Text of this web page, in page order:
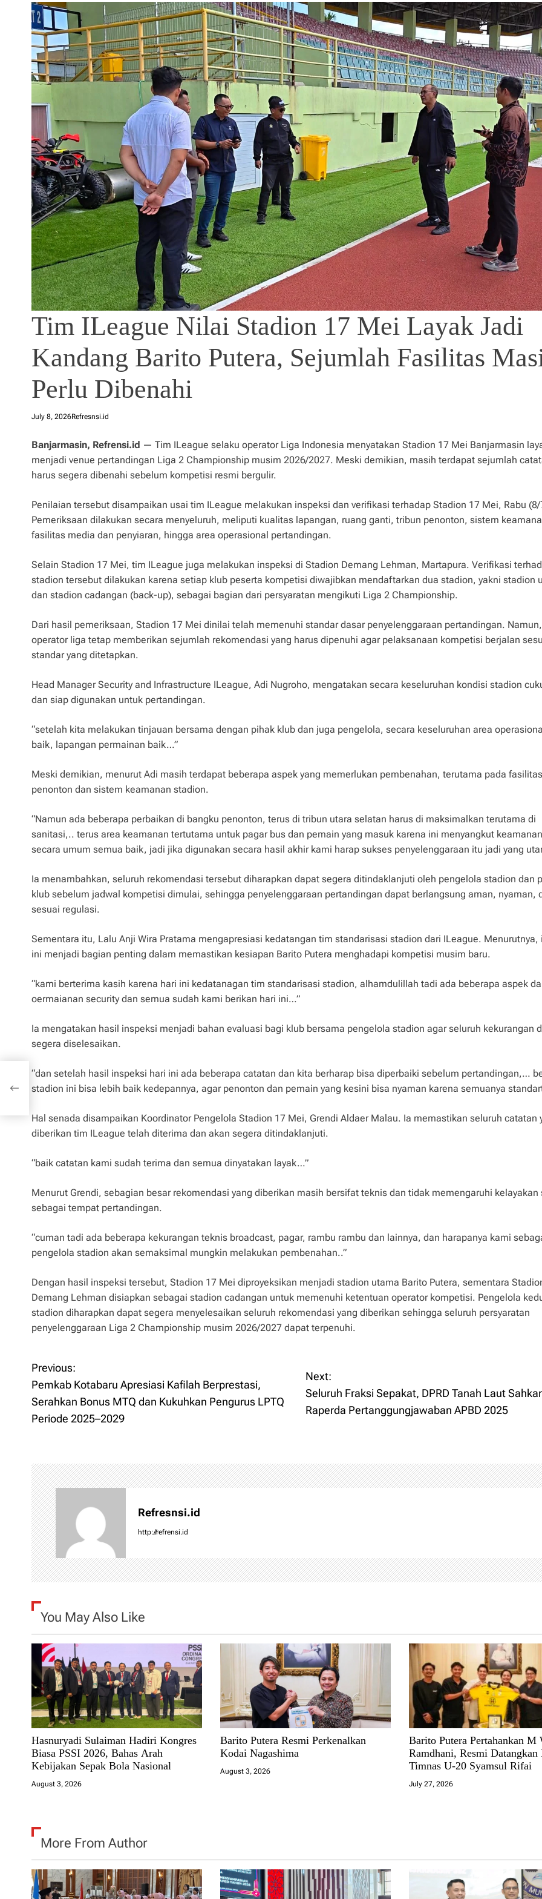
Tim ILeague Nilai Stadion 17 Mei Layak Jadi
Kandang Barito Putera, Sejumlah Fasilitas
Perlu Dibenahi
July 8, 2026Refresnsi.id
Banjarmasin, Refrensi.id — Tim ILeague selaku operator Liga Indonesia menyatakan Stadion 17 Mei Banjarmasin
menjadi venue pertandingan Liga 2 Championship musim 2026/2027. Meski demikian, masih terdapat sejumlah
harus segera dibenahi sebelum kompetisi resmi bergulir.
Penilaian tersebut disampaikan usai tim ILeague melakukan inspeksi dan verifikasi terhadap Stadion 17 Mei, Rabu
Pemeriksaan dilakukan secara menyeluruh, meliputi kualitas lapangan, ruang ganti, tribun penonton, sistem
fasilitas media dan penyiaran, hingga area operasional pertandingan.
Selain Stadion 17 Mei, tim ILeague juga melakukan inspeksi di Stadion Demang Lehman, Martapura. Verifikasi
stadion tersebut dilakukan karena setiap klub peserta kompetisi diwajibkan mendaftarkan dua stadion, yakni stadion
dan stadion cadangan (back-up), sebagai bagian dari persyaratan mengikuti Liga 2 Championship.
Dari hasil pemeriksaan, Stadion 17 Mei dinilai telah memenuhi standar dasar penyelenggaraan pertandingan. Namun,
operator liga tetap memberikan sejumlah rekomendasi yang harus dipenuhi agar pelaksanaan kompetisi berjalan
standar yang ditetapkan.
Head Manager Security and Infrastructure ILeague, Adi Nugroho, mengatakan secara keseluruhan kondisi stadion
dan siap digunakan untuk pertandingan.
“setelah kita melakukan tinjauan bersama dengan pihak klub dan juga pengelola, secara keseluruhan area
baik, lapangan permainan baik…”
Meski demikian, menurut Adi masih terdapat beberapa aspek yang memerlukan pembenahan, terutama pada fasilitas
penonton dan sistem keamanan stadion.
“Namun ada beberapa perbaikan di bangku penonton, terus di tribun utara selatan harus di maksimalkan terutama di
sanitasi,.. terus area keamanan tertutama untuk pagar bus dan pemain yang masuk karena ini menyangkut
secara umum semua baik, jadi jika digunakan secara hasil akhir kami harap sukses penyelenggaraan itu jadi yang
Ia menambahkan, seluruh rekomendasi tersebut diharapkan dapat segera ditindaklanjuti oleh pengelola stadion dan
klub sebelum jadwal kompetisi dimulai, sehingga penyelenggaraan pertandingan dapat berlangsung aman, nyaman,
sesuai regulasi.
Sementara itu, Lalu Anji Wira Pratama mengapresiasi kedatangan tim standarisasi stadion dari ILeague. Menurutnya,
ini menjadi bagian penting dalam memastikan kesiapan Barito Putera menghadapi kompetisi musim baru.
“kami berterima kasih karena hari ini kedatanagan tim standarisasi stadion, alhamdulillah tadi ada beberapa aspek
oermaianan security dan semua sudah kami berikan hari ini…”
Ia mengatakan hasil inspeksi menjadi bahan evaluasi bagi klub bersama pengelola stadion agar seluruh kekurangan
segera diselesaikan.
“dan setelah hasil inspeksi hari ini ada beberapa catatan dan kita berharap bisa diperbaiki sebelum pertandingan,…
stadion ini bisa lebih baik kedepannya, agar penonton dan pemain yang kesini bisa nyaman karena semuanya
Hal senada disampaikan Koordinator Pengelola Stadion 17 Mei, Grendi Aldaer Malau. Ia memastikan seluruh catatan
diberikan tim ILeague telah diterima dan akan segera ditindaklanjuti.
“baik catatan kami sudah terima dan semua dinyatakan layak…”
Menurut Grendi, sebagian besar rekomendasi yang diberikan masih bersifat teknis dan tidak memengaruhi kelayakan
sebagai tempat pertandingan.
“cuman tadi ada beberapa kekurangan teknis broadcast, pagar, rambu rambu dan lainnya, dan harapanya kami
pengelola stadion akan semaksimal mungkin melakukan pembenahan..”
Dengan hasil inspeksi tersebut, Stadion 17 Mei diproyeksikan menjadi stadion utama Barito Putera, sementara
Demang Lehman disiapkan sebagai stadion cadangan untuk memenuhi ketentuan operator kompetisi. Pengelola
stadion diharapkan dapat segera menyelesaikan seluruh rekomendasi yang diberikan sehingga seluruh persyaratan
penyelenggaraan Liga 2 Championship musim 2026/2027 dapat terpenuhi.
P
o
s
n
a
v
i
g
a
t
o
n
Previous:
Pemkab Kotabaru Apresiasi Kafilah Berprestasi,
Serahkan Bonus MTQ dan Kukuhkan Pengurus LPTQ
Periode 2025–2029
Next:
Seluruh Fraksi Sepakat, DPRD Tanah Laut
Raperda Pertanggungjawaban APBD 2025
Refresnsi.id
http://refrensi.id
You May Also Like
Hasnuryadi Sulaiman Hadiri Kongres
Biasa PSSI 2026, Bahas Arah
Kebijakan Sepak Bola Nasional
August 3, 2026
Barito Putera Resmi Perkenalkan
Kodai Nagashima
August 3, 2026
Barito Putera Pertahankan M
Ramdhani, Resmi Datangkan
Timnas U-20 Syamsul Rifai
July 27, 2026
More From Author
dan